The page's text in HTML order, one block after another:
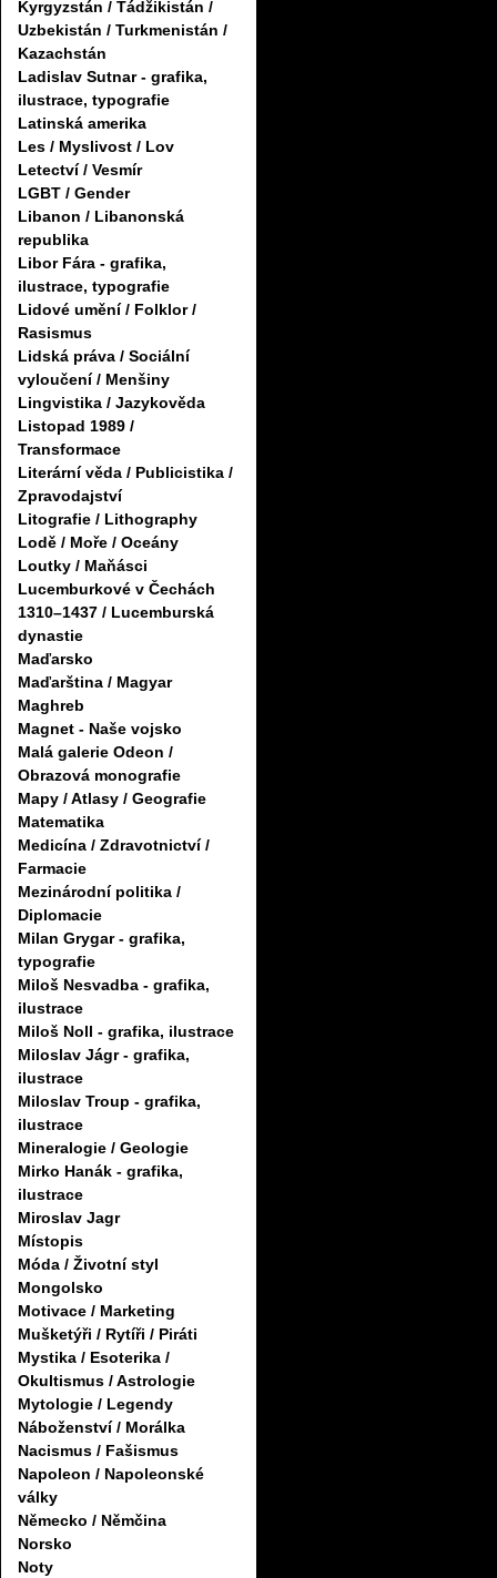
Kyrgyzstán / Tádžikistán /
Uzbekistán / Turkmenistán /
Kazachstán
Ladislav Sutnar - grafika,
ilustrace, typografie
Latinská amerika
Les / Myslivost / Lov
Letectví / Vesmír
LGBT / Gender
Libanon / Libanonská
republika
Libor Fára - grafika,
ilustrace, typografie
Lidové umění / Folklor /
Rasismus
Lidská práva / Sociální
vyloučení / Menšiny
Lingvistika / Jazykověda
Listopad 1989 /
Transformace
Literární věda / Publicistika /
Zpravodajství
Litografie / Lithography
Lodě / Moře / Oceány
Loutky / Maňásci
Lucemburkové v Čechách
1310–1437 / Lucemburská
dynastie
Maďarsko
Maďarština / Magyar
Maghreb
Magnet - Naše vojsko
Malá galerie Odeon /
Obrazová monografie
Mapy / Atlasy / Geografie
Matematika
Medicína / Zdravotnictví /
Farmacie
Mezinárodní politika /
Diplomacie
Milan Grygar - grafika,
typografie
Miloš Nesvadba - grafika,
ilustrace
Miloš Noll - grafika, ilustrace
Miloslav Jágr - grafika,
ilustrace
Miloslav Troup - grafika,
ilustrace
Mineralogie / Geologie
Mirko Hanák - grafika,
ilustrace
Miroslav Jagr
Místopis
Móda / Životní styl
Mongolsko
Motivace / Marketing
Mušketýři / Rytíři / Piráti
Mystika / Esoterika /
Okultismus / Astrologie
Mytologie / Legendy
Náboženství / Morálka
Nacismus / Fašismus
Napoleon / Napoleonské
války
Německo / Němčina
Norsko
Noty